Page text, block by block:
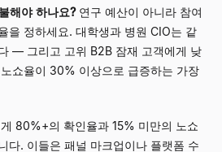
해야 하나요?연구 예산이 아니라 참여
을 정하세요. 대학생과 병원 CIO는 같
— 그리고 고위 B2B 잠재 고객에게 낮
쇼율이 30% 이상으로 급증하는 가장
80%+의 확인율과 15% 미만의 노쇼
다. 이들은 패널 마크업이나 플랫폼 수